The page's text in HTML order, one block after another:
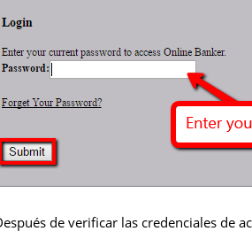
de verificar las credenciales de